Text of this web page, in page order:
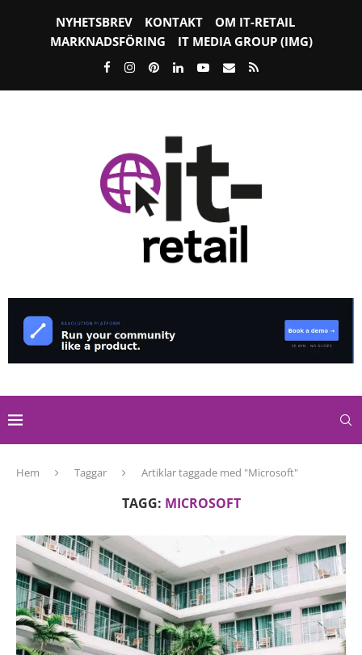
NYHETSBREV KONTAKT
OM IT-RETAIL
MARKNADSFÖRING
IT MEDIA GROUP (IMG)
Hem Taggar Artiklar taggade med "Microsoft"
TAGG: MICROSOFT